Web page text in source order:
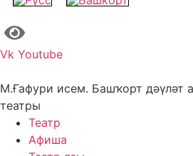
Vk Youtube
М.Ғафури исем. Башҡорт дәүләт
театры
Театр
Афиша